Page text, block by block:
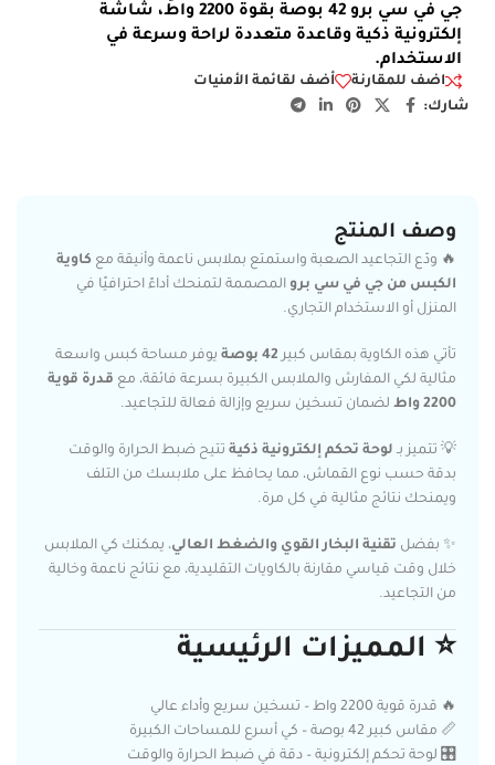
جي في سي برو 42 بوصة بقوة 2200 واط، شاشة
إلكترونية ذكية وقاعدة متعددة لراحة وسرعة في
الاستخدام.
اضف للمقارنة
أضف لقائمة الأمنيات
شارك:
وصف المنتج
🔥 ودّع التجاعيد الصعبة واستمتع بملابس ناعمة وأنيقة مع كاوية
الكبس من جي في سي برو المصممة لتمنحك أداءً احترافيًا في
المنزل أو الاستخدام التجاري.
تأتي هذه الكاوية بمقاس كبير 42 بوصة
يوفر مساحة كبس واسعة
مثالية لكي المفارش والملابس الكبيرة بسرعة فائقة، مع قدرة قوية
2200 واط
لضمان تسخين سريع وإزالة فعالة للتجاعيد.
💡 تتميز بـ لوحة تحكم إلكترونية ذكية تتيح ضبط الحرارة والوقت
بدقة حسب نوع القماش، مما يحافظ على ملابسك من التلف
ويمنحك نتائج مثالية في كل مرة.
✨ بفضل تقنية البخار القوي والضغط العالي، يمكنك كي الملابس
خلال وقت قياسي مقارنة بالكاويات التقليدية، مع نتائج ناعمة وخالية
من التجاعيد.
⭐ المميزات الرئيسية
🔥 قدرة قوية 2200 واط – تسخين سريع وأداء عالي
📏 مقاس كبير 42 بوصة – كي أسرع للمساحات الكبيرة
🎛️ لوحة تحكم إلكترونية – دقة في ضبط الحرارة والوقت